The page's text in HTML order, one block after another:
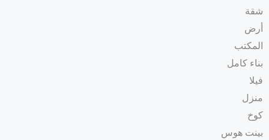
شقة
أرض
المكتب
بناء كامل
فيلا
منزل
كوخ
بينت هوس